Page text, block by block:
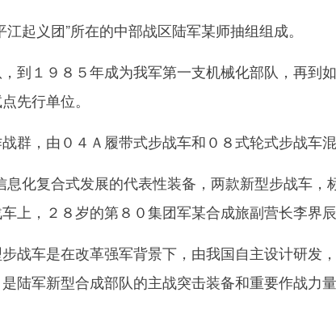
义团”所在的中部战区陆军某师抽组组成。
１９８５年成为我军第一支机械化部队，再到
先行单位。
，由０４Ａ履带式步战车和０８式轮式步战车混
化复合式发展的代表性装备，两款新型步战车，
上，２８岁的第８０集团军某合成旅副营长李界辰
车是在改革强军背景下，由我国自主设计研发
陆军新型合成部队的主战突击装备和重要作战力量